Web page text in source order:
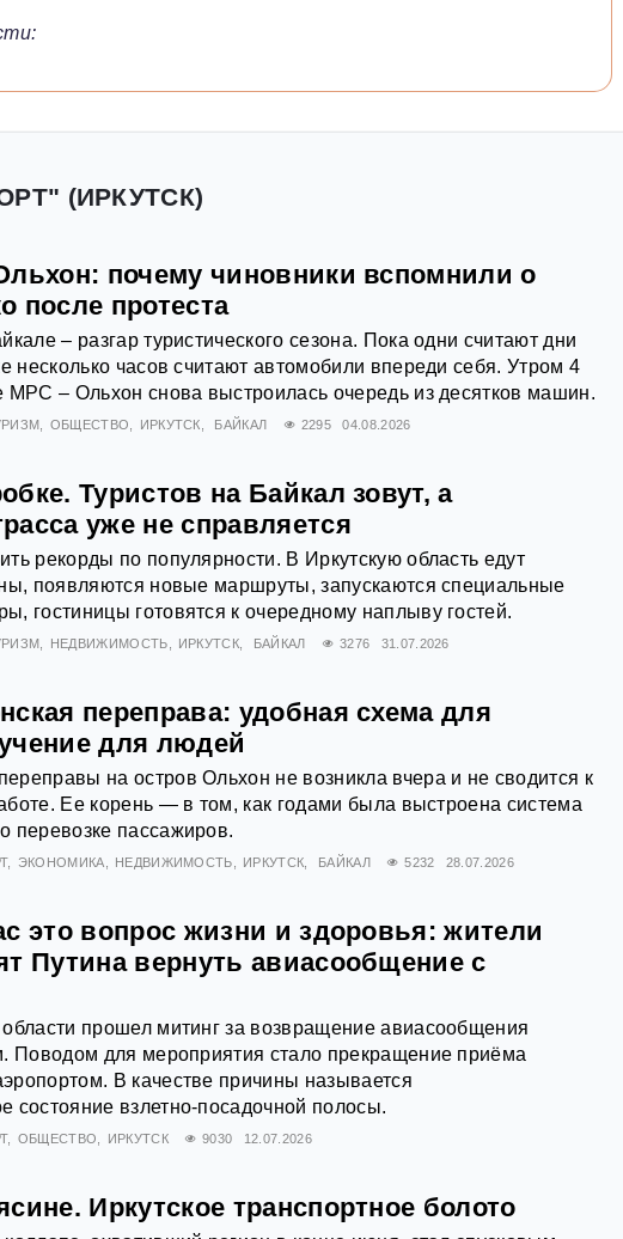
(ИРКУТСК)
почему чиновники вспомнили о
после протеста
– разгар туристического сезона. Пока одни считают дни
несколько часов считают автомобили впереди себя. Утром 4
МРС – Ольхон снова выстроилась очередь из десятков машин.
ОБЩЕСТВО ИРКУТСК БАЙКАЛ 2295 04.08.2026
Туристов на Байкал зовут, а
уже не справляется
рекорды по популярности. В Иркутскую область едут
появляются новые маршруты, запускаются специальные
гостиницы готовятся к очередному наплыву гостей.
НЕДВИЖИМОСТЬ ИРКУТСК БАЙКАЛ 3276 31.07.2026
переправа: удобная схема для
для людей
на остров Ольхон не возникла вчера и не сводится к
Ее корень — в том, как годами была выстроена система
перевозке пассажиров.
ЭКОНОМИКА НЕДВИЖИМОСТЬ ИРКУТСК БАЙКАЛ 5232 28.07.2026
это вопрос жизни и здоровья: жители
Путина вернуть авиасообщение с
прошел митинг за возвращение авиасообщения
Поводом для мероприятия стало прекращение приёма
В качестве причины называется
состояние взлетно-посадочной полосы.
ОБЩЕСТВО ИРКУТСК 9030 12.07.2026
Иркутское транспортное болото